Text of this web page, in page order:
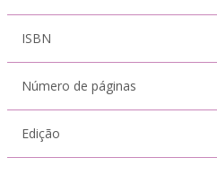
ISBN
Número de páginas
Edição